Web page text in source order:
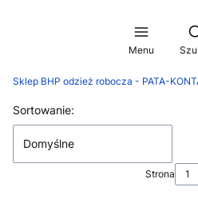
Menu
Sklep BHP odzież robocza - PATA-
Lista produktów
Sortowanie:
Domyślne
Strona